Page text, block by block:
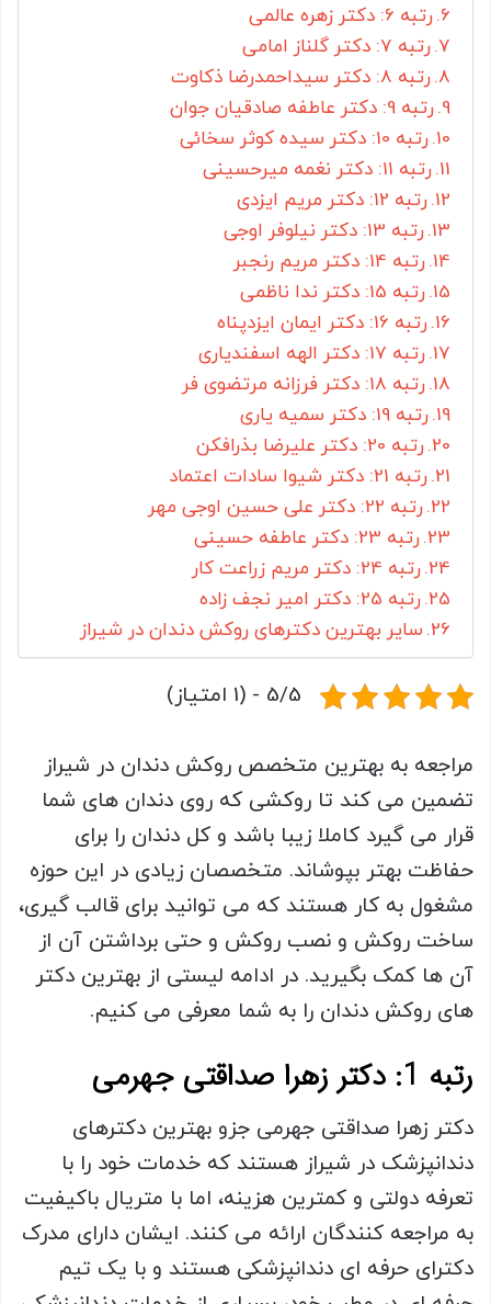
رتبه 6: دکتر زهره عالمی
رتبه 7: دکتر گلناز امامی
رتبه 8: دکتر سیداحمدرضا ذکاوت
رتبه 9: دکتر عاطفه صادقیان جوان
رتبه 10: دکتر سیده کوثر سخائی
رتبه 11: دکتر نغمه میرحسینی
رتبه 12: دکتر مریم ایزدی
رتبه 13: دکتر نیلوفر اوجی
رتبه 14: دکتر مریم رنجبر
رتبه 15: دکتر ندا ناظمی
رتبه 16: دکتر ایمان ایزدپناه
رتبه 17: دکتر الهه اسفندیاری
رتبه 18: دکتر فرزانه مرتضوی فر
رتبه 19: دکتر سمیه یاری
رتبه 20: دکتر علیرضا بذرافکن
رتبه 21: دکتر شیوا سادات اعتماد
رتبه 22: دکتر علی حسین اوجی مهر
رتبه 23: دکتر عاطفه حسینی
رتبه 24: دکتر مریم زراعت کار
رتبه 25: دکتر امیر نجف زاده
سایر بهترین دکترهای روکش دندان در شیراز
5/5 - (1 امتیاز)
مراجعه به بهترین متخصص روکش دندان در شیراز
تضمین می کند تا روکشی که روی دندان های شما
قرار می گیرد کاملا زیبا باشد و کل دندان را برای
حفاظت بهتر بپوشاند. متخصصان زیادی در این حوزه
مشغول به کار هستند که می توانید برای قالب گیری،
ساخت روکش و نصب روکش و حتی برداشتن آن از
آن ها کمک بگیرید. در ادامه لیستی از بهترین دکتر
های روکش دندان را به شما معرفی می کنیم.
رتبه 1: دکتر زهرا صداقتی جهرمی
دکتر زهرا صداقتی جهرمی جزو بهترین دکترهای
دندانپزشک در شیراز هستند که خدمات خود را با
تعرفه دولتی و کمترین هزینه، اما با متریال باکیفیت
به مراجعه کنندگان ارائه می کنند. ایشان دارای مدرک
دکترای حرفه ای دندانپزشکی هستند و با یک تیم